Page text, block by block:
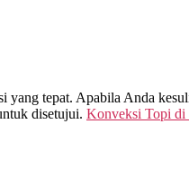
yang tepat. Apabila Anda
disetujui. Konveksi Topi di